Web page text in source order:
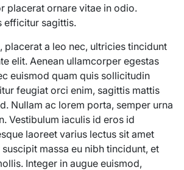
placerat ornare vitae in odio.
efficitur sagittis.
placerat a leo nec, ultricies tincidunt
elit. Aenean ullamcorper egestas
euismod quam quis sollicitudin
feugiat orci enim, sagittis mattis
Nullam ac lorem porta, semper urna
Vestibulum iaculis id eros id
laoreet varius lectus sit amet
massa eu nibh tincidunt, et
Integer in augue euismod,